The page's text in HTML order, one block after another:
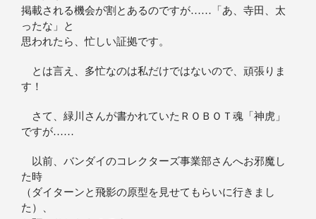
掲載される機会が割とあるのですが……「あ、寺田、太
ったな」と
思われたら、忙しい証拠です。
とは言え、多忙なのは私だけではないので、頑張りま
す！
さて、緑川さんが書かれていたＲＯＢＯＴ魂「神虎」
ですが……
以前、バンダイのコレクターズ事業部さんへお邪魔し
た時
（ダイターンと飛影の原型を見せてもらいに行きまし
た）、